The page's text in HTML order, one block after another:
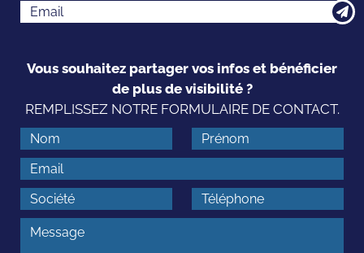
Vous souhaitez partager vos infos et bénéficier
de plus de visibilité ?
REMPLISSEZ NOTRE FORMULAIRE DE CONTACT.